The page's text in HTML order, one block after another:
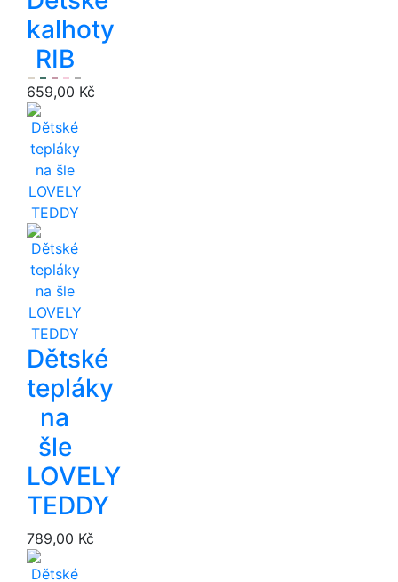
kalhoty
RIB
659,00 Kč
Dětské
tepláky
na
šle
LOVELY
TEDDY
789,00 Kč